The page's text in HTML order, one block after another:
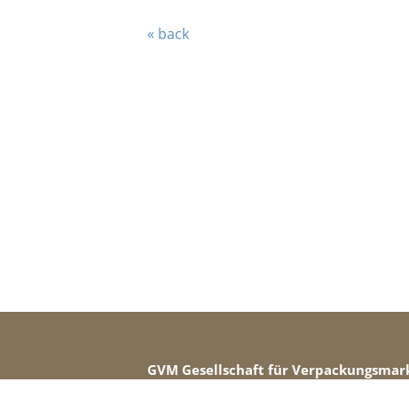
« back
GVM Gesellschaft für